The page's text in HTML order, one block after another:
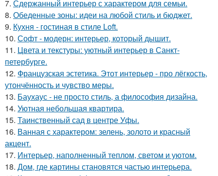
7. Сдержанный интерьер с характером для семьи.
8. Обеденные зоны: идеи на любой стиль и бюджет.
9. Кухня - гостиная в стиле Loft.
10. Софт - модерн: интерьер, который дышит.
11. Цвета и текстуры: уютный интерьер в Санкт-
петербурге.
12. Французская эстетика. Этот интерьер - про лёгкость,
утончённость и чувство меры.
13. Баухаус - не просто стиль, а философия дизайна.
14. Уютная небольшая квартира.
15. Таинственный сад в центре Уфы.
16. Ванная с характером: зелень, золото и красный
акцент.
17. Интерьер, наполненный теплом, светом и уютом.
18. Дом, где картины становятся частью интерьера.